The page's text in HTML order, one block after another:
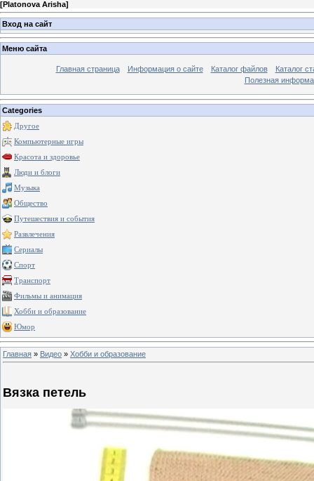
[Platonova Arisha]
Вход на сайт
Меню сайта
Главная страница Информация о сайте Каталог файлов
Каталог
Полезная
Categories
Другое
Компьютерные игры
Красота и здоровье
Люди и блоги
Музыка
Общество
Путешествия и события
Развлечения
Сериалы
Спорт
Транспорт
Фильмы и анимация
Хобби и образование
Юмор
Главная » Видео » Хобби и образование
Вязка петель